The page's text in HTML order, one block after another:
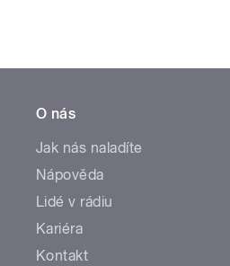
O nás
Jak nás naladíte
Nápověda
Lidé v rádiu
Kariéra
Kontakt